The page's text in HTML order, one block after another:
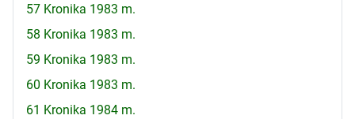
57 Kronika 1983 m.
58 Kronika 1983 m.
59 Kronika 1983 m.
60 Kronika 1983 m.
61 Kronika 1984 m.